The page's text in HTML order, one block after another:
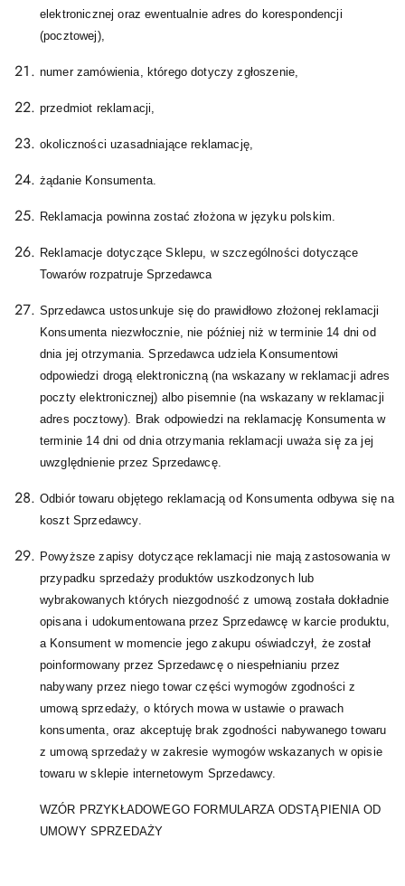
elektronicznej oraz ewentualnie adres do korespondencji
(pocztowej),
numer zamówienia, którego dotyczy zgłoszenie,
przedmiot reklamacji,
okoliczności uzasadniające reklamację,
żądanie Konsumenta.
Reklamacja powinna zostać złożona w języku polskim.
Reklamacje dotyczące Sklepu, w szczególności dotyczące
Towarów rozpatruje Sprzedawca
Sprzedawca ustosunkuje się do prawidłowo złożonej reklamacji
Konsumenta niezwłocznie, nie później niż w terminie 14 dni od
dnia jej otrzymania. Sprzedawca udziela Konsumentowi
odpowiedzi drogą elektroniczną (na wskazany w reklamacji adres
poczty elektronicznej) albo pisemnie (na wskazany w reklamacji
adres pocztowy). Brak odpowiedzi na reklamację Konsumenta w
terminie 14 dni od dnia otrzymania reklamacji uważa się̨ za jej
uwzględnienie przez Sprzedawcę.
Odbiór towaru objętego reklamacją od Konsumenta odbywa się na
koszt Sprzedawcy.
Powyższe zapisy dotyczące reklamacji nie mają zastosowania w
przypadku sprzedaży produktów uszkodzonych lub
wybrakowanych których niezgodność z umową została dokładnie
opisana i udokumentowana przez Sprzedawcę w karcie produktu,
a Konsument w momencie jego zakupu oświadczył, że został
poinformowany przez Sprzedawcę o niespełnianiu przez
nabywany przez niego towar części wymogów zgodności z
umową sprzedaży, o których mowa w ustawie o prawach
konsumenta, oraz akceptuję brak zgodności nabywanego towaru
z umową sprzedaży w zakresie wymogów wskazanych w opisie
towaru w sklepie internetowym Sprzedawcy.
WZÓR PRZYKŁADOWEGO FORMULARZA ODSTĄPIENIA OD
UMOWY SPRZEDAŻY